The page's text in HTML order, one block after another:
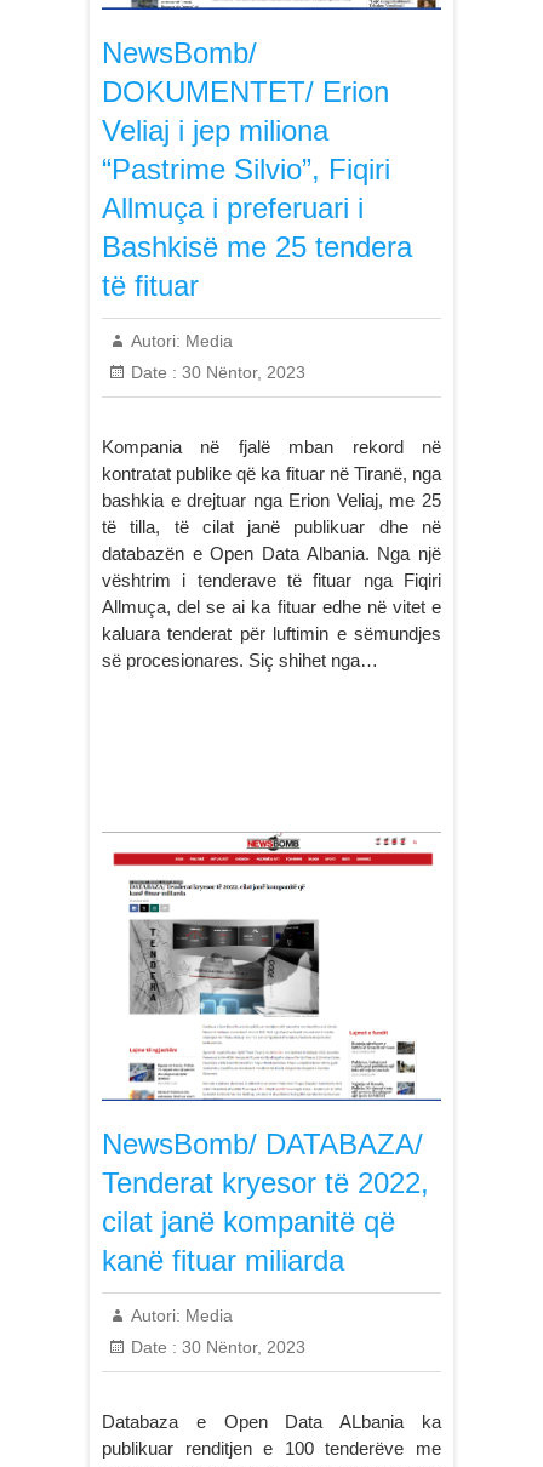
NewsBomb/
DOKUMENTET/ Erion
Veliaj i jep miliona
“Pastrime Silvio”, Fiqiri
Allmuça i preferuari i
Bashkisë me 25 tendera
të fituar
Autori: Media
Date : 30 Nëntor, 2023
Kompania në fjalë mban rekord në
kontratat publike që ka fituar në Tiranë, nga
bashkia e drejtuar nga Erion Veliaj, me 25
të tilla, të cilat janë publikuar dhe në
databazën e Open Data Albania. Nga një
vështrim i tenderave të fituar nga Fiqiri
Allmuça, del se ai ka fituar edhe në vitet e
kaluara tenderat për luftimin e sëmundjes
së procesionares. Siç shihet nga…
NewsBomb/ DATABAZA/
Tenderat kryesor të 2022,
cilat janë kompanitë që
kanë fituar miliarda
Autori: Media
Date : 30 Nëntor, 2023
Databaza e Open Data ALbania ka
publikuar renditjen e 100 tenderëve me